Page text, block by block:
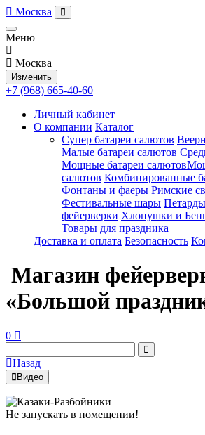
Москва
Меню
Москва
Изменить
+7 (968) 665-40-60
Личный кабинет
О компании Каталог
Супер батареи салютов
Малые батареи салютов
Мощные батареи
салютов Комбинированные
Фонтаны и фаеры Римские
Фестивальные шары
фейерверки Хлопушки и
Товары для праздника
Доставка и оплата Безопасность
Магазин
«Большой
0
Назад
Видео
Не запускать в помещении!